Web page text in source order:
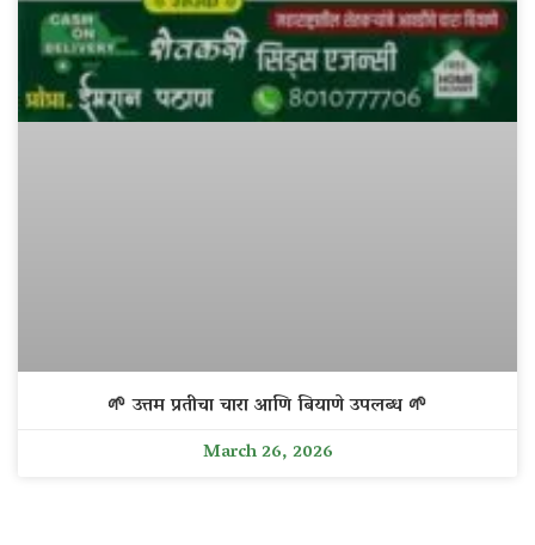
🌱 उत्तम प्रतीचा चारा आणि बियाणे उपलब्ध 🌱
March 26, 2026